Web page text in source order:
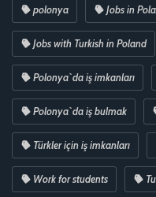
polonya Jobs in
Jobs with Turkish in Poland
Polonya`da iş imkanları
Polonya`da iş bulmak
Türkler için iş imkanları
Work for students